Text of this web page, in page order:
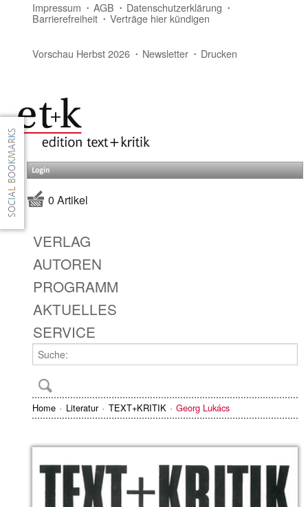
Impressum AGB Datenschutzerklärung
Barrierefreiheit Verträge hier kündigen
Vorschau Herbst 2026 Newsletter Drucken
Login
0 Artikel
VERLAG
AUTOREN
PROGRAMM
AKTUELLES
SERVICE
Home Literatur TEXT+KRITIK Georg Lukács